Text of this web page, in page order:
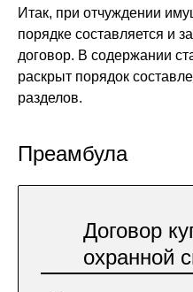
Итак, при отчуждении
порядке составляется и
договор. В содержании
раскрыт порядок
разделов.
Преамбула
Договор
охранной